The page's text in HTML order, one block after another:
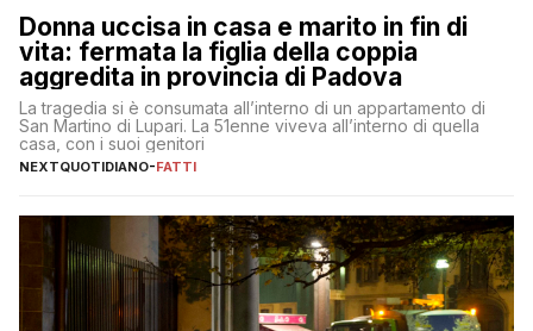
Donna uccisa in casa e marito in fin di
vita: fermata la figlia della coppia
aggredita in provincia di Padova
La tragedia si è consumata all’interno di un appartamento di
San Martino di Lupari. La 51enne viveva all’interno di quella
casa, con i suoi genitori
NEXTQUOTIDIANO-FATTI